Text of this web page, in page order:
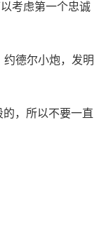
考虑第一个忠诚
德尔小炮，发明
，所以不要一直